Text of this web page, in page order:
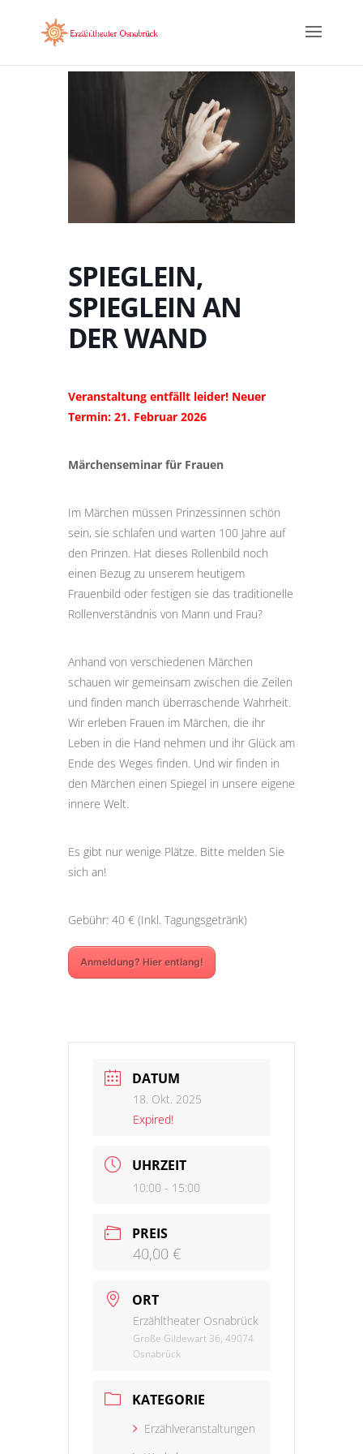
SPIEGLEIN,
SPIEGLEIN AN
DER WAND
Veranstaltung entfällt leider! Neuer
Termin: 21. Februar 2026
Märchenseminar für Frauen
Im Märchen müssen Prinzessinnen schön
sein, sie schlafen und warten 100 Jahre auf
den Prinzen. Hat dieses Rollenbild noch
einen Bezug zu unserem heutigem
Frauenbild oder festigen sie das traditionelle
Rollenverständnis von Mann und Frau?
Anhand von verschiedenen Märchen
schauen wir gemeinsam zwischen die Zeilen
und finden manch überraschende Wahrheit.
Wir erleben Frauen im Märchen, die ihr
Leben in die Hand nehmen und ihr Glück am
Ende des Weges finden. Und wir finden in
den Märchen einen Spiegel in unsere eigene
innere Welt.
Es gibt nur wenige Plätze. Bitte melden Sie
sich an!
Gebühr: 40 € (Inkl. Tagungsgetränk)
Anmeldung? Hier entlang!
DATUM
18. Okt. 2025
Expired!
UHRZEIT
10:00 - 15:00
PREIS
40,00 €
ORT
Erzähltheater Osnabrück
Große Gildewart 36, 49074
Osnabrück
KATEGORIE
Erzählveranstaltungen